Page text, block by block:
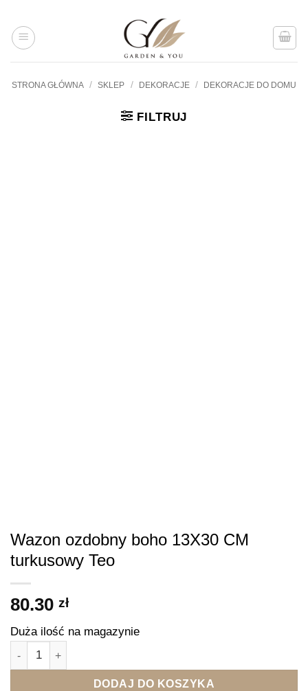
treści
STRONA GŁÓWNA / SKLEP / DEKORACJE / DEKORACJE DO DOMU
FILTRUJ
Wazon ozdobny boho 13X30 CM
turkusowy Teo
80.30 zł
Duża ilość na magazynie
ilość Wazon ozdobny boho 13X30 CM turkusowy Teo
DODAJ DO KOSZYKA